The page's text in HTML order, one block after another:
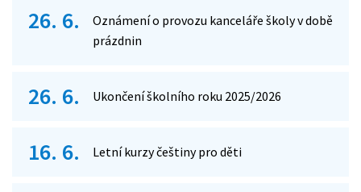
26. 6.
Oznámení o provozu kanceláře školy v době
prázdnin
26. 6. Ukončení školního roku 2025/2026
16. 6. Letní kurzy češtiny pro děti